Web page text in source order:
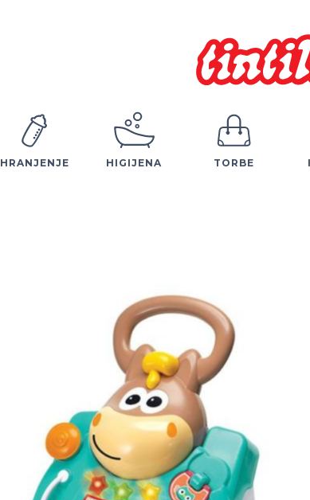
HRANJENJE HIGIJENA TORBE